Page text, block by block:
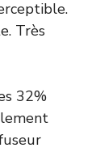
Très
32%